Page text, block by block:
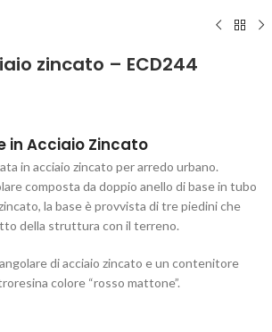
zincato – ECD244
in Acciaio Zincato
in acciaio zincato per arredo urbano.
composta da doppio anello di base in tubo
la base è provvista di tre piedini che
della struttura con il terreno.
di acciaio zincato e un contenitore
colore “rosso mattone”.